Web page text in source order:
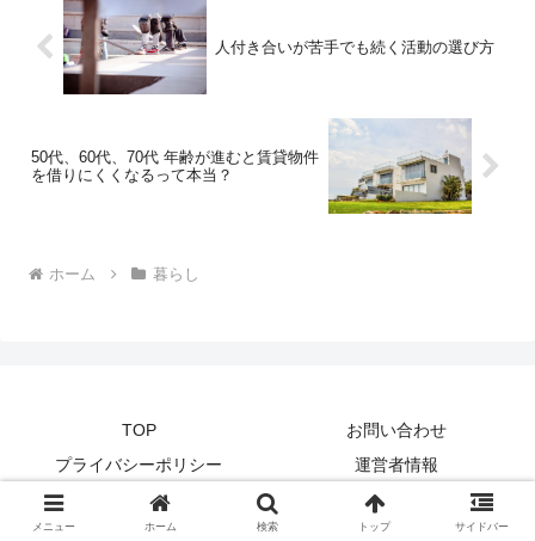
人付き合いが苦手でも続く活動の選び方
50代、60代、70代 年齢が進むと賃貸物件
を借りにくくなるって本当？
ホーム 暮らし
TOP
お問い合わせ
プライバシーポリシー
運営者情報
© 2026 my lifenote.
メニュー ホーム 検索 トップ サイドバー